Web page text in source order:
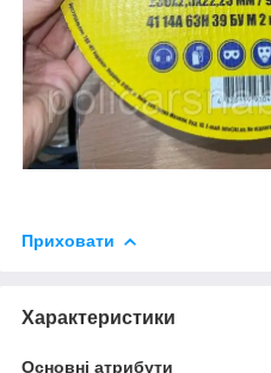
Приховати
Характеристики
Основні атрибути